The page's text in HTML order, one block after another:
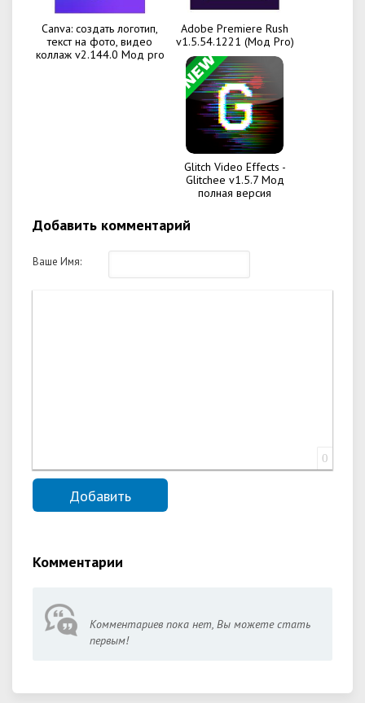
Canva: создать логотип,
текст на фото, видео
коллаж v2.144.0 Мод pro
Adobe Premiere Rush
v1.5.54.1221 (Мод Pro)
Glitch Video Effects -
Glitchee v1.5.7 Мод
полная версия
Добавить комментарий
Ваше Имя:
0
Комментарии
Комментариев пока нет, Вы можете стать
первым!